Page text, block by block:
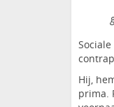
Hij,
prima.